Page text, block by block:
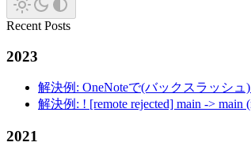
Recent Posts
2023
解決例: OneNoteで(バックスラッシ
解決例: ! [remote rejected] main ->
2021